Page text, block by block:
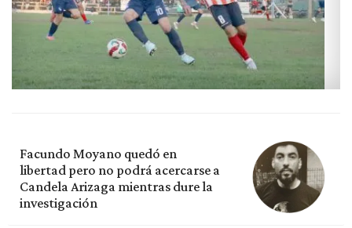
Facundo Moyano quedó en
libertad pero no podrá acercarse a
Candela Arizaga mientras dure la
investigación